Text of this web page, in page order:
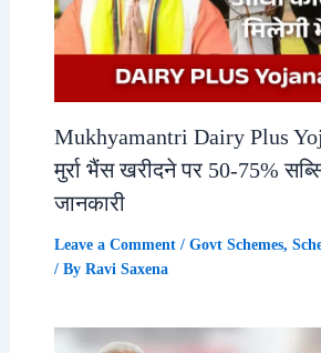
Mukhyamantri Dairy Plus
मुर्रा भैंस खरीदने पर 50-75%
जानकारी
Leave a Comment / Govt Schemes,
/ By Ravi Saxena